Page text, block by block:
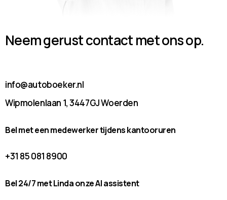
Neem gerust contact met ons op.
info@autoboeker.nl
Wipmolenlaan 1, 3447GJ Woerden
Bel met een medewerker tijdens kantooruren
+31 85 081 8900
Bel 24/7 met Linda onze AI assistent